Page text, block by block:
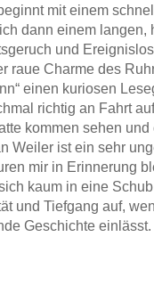
mit einem
dann einem langen,
und
raue Charme des
einen kuriosen
richtig an Fahrt
kommen sehen
Weiler ist ein sehr
mir in Erinnerung
kaum in eine
und Tiefgang auf,
Geschichte einlässt.